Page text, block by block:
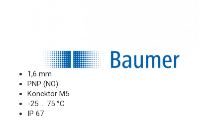
1,6 mm
PNP (NO)
Konektor M5
-25 … 75 °C
IP 67